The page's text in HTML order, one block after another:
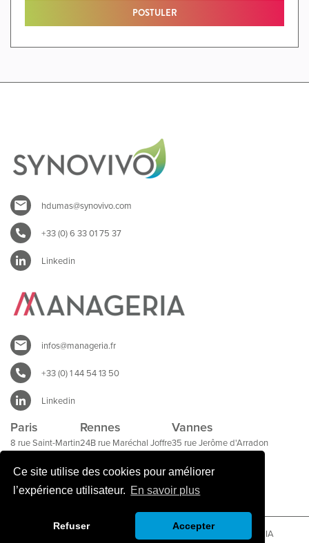
Ce site utilise des cookies pour améliorer
l’expérience utilisateur. En savoir plus
Refuser Accepter
POSTULER
hdumas@synovivo.com
+33 (0) 6 33 01 75 37
Linkedin
infos@manageria.fr
+33 (0) 1 44 54 13 50
Linkedin
Paris
8 rue Saint-Martin
75004 Paris
Rennes
24B rue Maréchal Joffre
35000 Rennes
Vannes
35 rue Jerôme d'Arradon
56000 Vannes
Mentions légales SYNOVIVO
Mentions légales MANAGERIA